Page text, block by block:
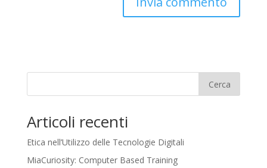
Cerca
Articoli recenti
Etica nell’Utilizzo delle Tecnologie Digitali
MiaCuriosity: Computer Based Training